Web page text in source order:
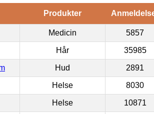
Produkter
Medicin 5857
Hår 35985
Hud 2891
Helse 8030
Helse 10871